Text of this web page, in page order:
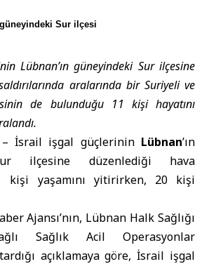
güneyindeki Sur ilçesi
Lübnan’ın güneyindeki Sur ilçesine
aralarında bir Suriyeli ve
de bulunduğu 11 kişi hayatını
– İsrail işgal güçlerininLübnan’ın
ilçesine düzenlediği hava
kişi yaşamını yitirirken, 20 kişi
Ajansı’nın, Lübnan Halk Sağlığı
Sağlık Acil Operasyonlar
açıklamaya göre, İsrail işgal